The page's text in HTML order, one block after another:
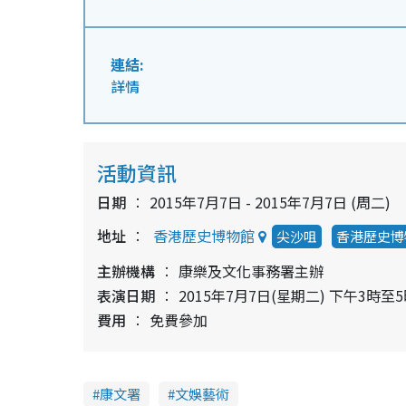
連結:
詳情
活動資訊
日期
2015年7月7日 - 2015年7月7日 (周二)
地址
香港歷史博物館 尖沙咀 香港歷史
主辦機構
康樂及文化事務署主辦
表演日期
2015年7月7日(星期二) 下午3時至
費用
免費參加
康文署 文娛藝術